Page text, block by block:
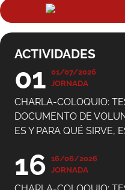
ACTIVIDADES
01
CHARLA-COLOQUIO:
DOCUMENTO DE
ES Y PARA QUÉ SIRVE,
16 16/06/2026
JORNADA
DOCUMENTO DE
ES Y PARA QUÉ SIRVE?